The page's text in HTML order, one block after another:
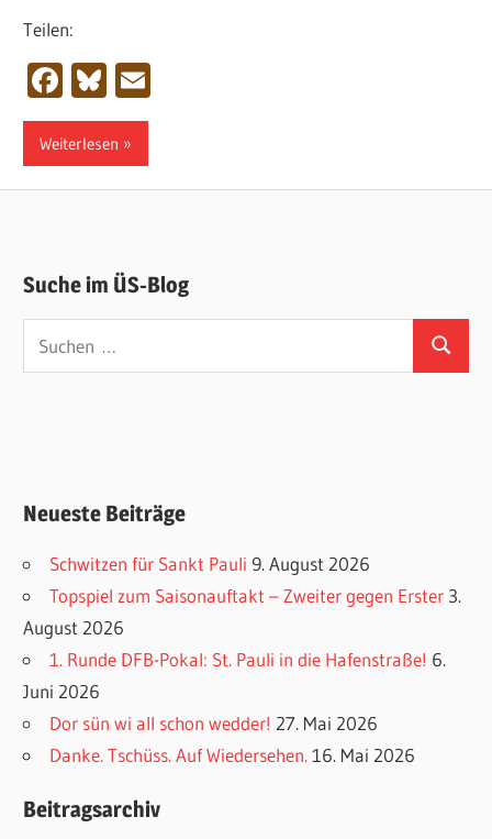
Teilen:
Facebook
Bluesky
Weiterlesen
Suche im ÜS-Blog
Suchen
Neueste Beiträge
Schwitzen für Sankt Pauli 9. August 2026
Topspiel zum Saisonauftakt – Zweiter gegen Erster 3.
August 2026
1. Runde DFB-Pokal: St. Pauli in die Hafenstraße! 6.
Juni 2026
Dor sün wi all schon wedder! 27. Mai 2026
Danke. Tschüss. Auf Wiedersehen. 16. Mai 2026
Beitragsarchiv